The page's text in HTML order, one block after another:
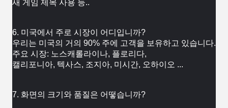
새 게임 제목 사용 등..
6. 미국에서 주로 시장이 어디입니까?
우리는 미국의 거의 90% 주에 고객을 보유하고 있습니다.
주요 시장: 노스캐롤라이나, 플로리다,
캘리포니아, 텍사스, 조지아, 미시간, 오하이오 ...
7. 화면의 크기와 품질은 어떻습니까?